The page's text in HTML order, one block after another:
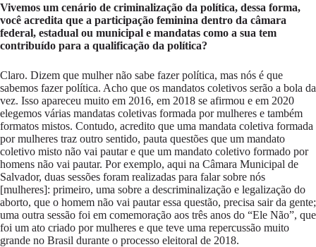
Vivemos um cenário de criminalização da política, dessa forma,
você acredita que a participação feminina dentro da câmara
federal, estadual ou municipal e mandatas como a sua tem
contribuído para a qualificação da política?
Claro. Dizem que mulher não sabe fazer política, mas nós é que
sabemos fazer política. Acho que os mandatos coletivos serão a bola da
vez. Isso apareceu muito em 2016, em 2018 se afirmou e em 2020
elegemos várias mandatas coletivas formada por mulheres e também
formatos mistos. Contudo, acredito que uma mandata coletiva formada
por mulheres traz outro sentido, pauta questões que um mandato
coletivo misto não vai pautar e que um mandato coletivo formado por
homens não vai pautar. Por exemplo, aqui na Câmara Municipal de
Salvador, duas sessões foram realizadas para falar sobre nós
[mulheres]: primeiro, uma sobre a descriminalização e legalização do
aborto, que o homem não vai pautar essa questão, precisa sair da gente;
uma outra sessão foi em comemoração aos três anos do “Ele Não”, que
foi um ato criado por mulheres e que teve uma repercussão muito
grande no Brasil durante o processo eleitoral de 2018.